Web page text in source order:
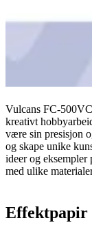
Vulcans FC-
kreativt
være sin presisjon
og skape unike
ideer og
med ulike
Effektpapir